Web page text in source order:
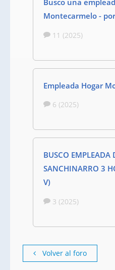
Busco una
Montecarmelo -
11 (2025)
Empleada Hogar
6 (2025)
BUSCO EMPLEADA
SANCHINARRO 3
V)
3 (2025)
Volver al foro